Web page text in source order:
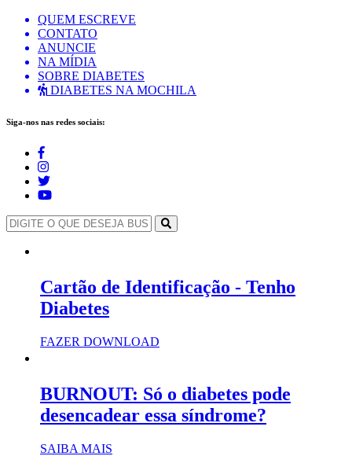
QUEM ESCREVE
CONTATO
ANUNCIE
NA MÍDIA
SOBRE DIABETES
DIABETES NA MOCHILA
Siga-nos nas redes sociais:
Cartão de Identificação - Tenho
Diabetes
FAZER DOWNLOAD
BURNOUT: Só o diabetes pode
desencadear essa síndrome?
SAIBA MAIS